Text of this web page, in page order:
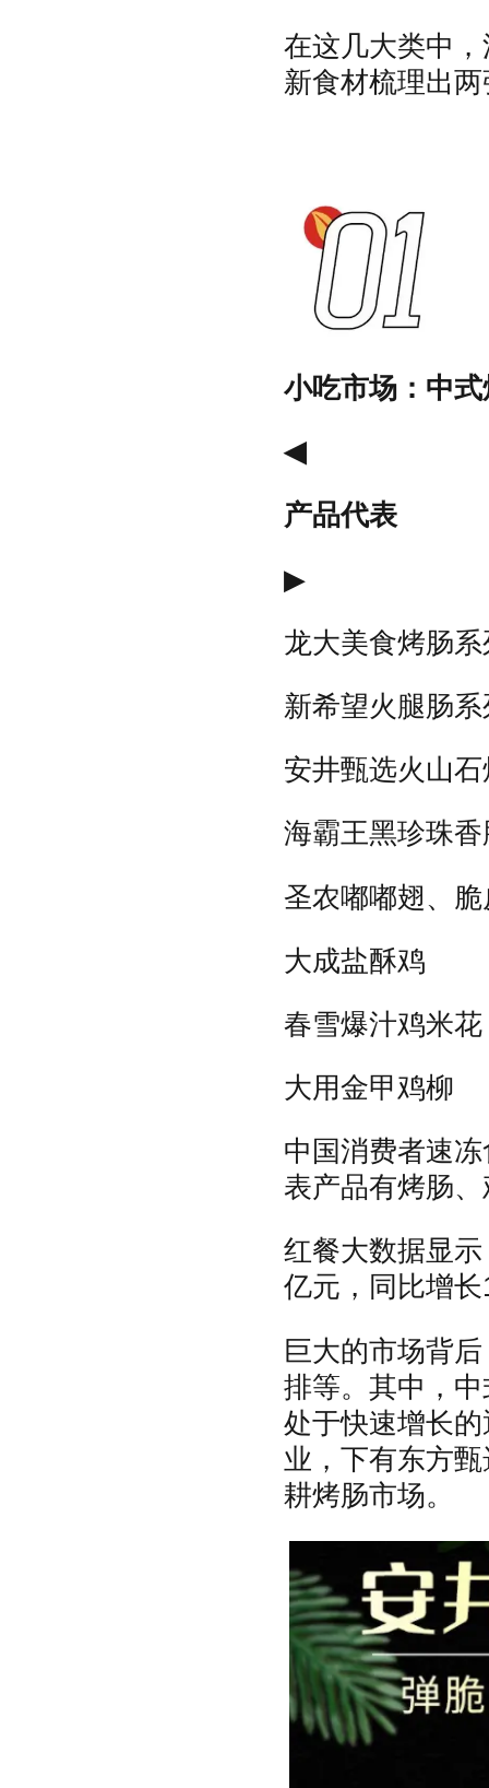
在这几大类中
新食材梳理出
小吃市场：中
◀
产品代表
▶
龙大美食烤肠系
新希望火腿肠系
安井甄选火山
海霸王黑珍珠香
圣农嘟嘟翅、
大成盐酥鸡
春雪爆汁鸡米花
大用金甲鸡柳
中国消费者速
表产品有烤肠
红餐大数据显
亿元，同比增
巨大的市场背
排等。其中，
处于快速增长
业，下有东方
耕烤肠市场。